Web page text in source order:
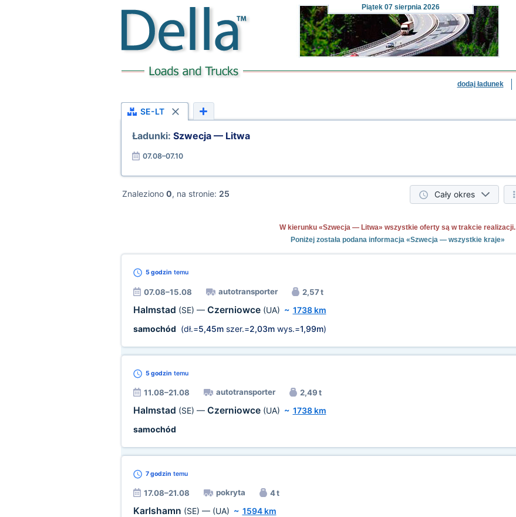
Piątek07 sierpnia 2026
dodaj ładunek
SE-LT
Ładunki: Szwecja — Litwa
07.08–07.10
Znaleziono 0, na stronie: 25 Cały okres
W kierunku «Szwecja — Litwa» wszystkie oferty są w trakcie realizacji.
Poniżej została podana informacja «Szwecja — wszystkie kraje»
5 godzin temu
07.08–15.08 autotransporter 2,57 t
Halmstad (SE) — Czerniowce (UA) ~ 1738 km
samochód (dł.=5,45mszer.=2,03mwys.=1,99m)
5 godzin temu
11.08–21.08 autotransporter 2,49 t
Halmstad (SE) — Czerniowce (UA) ~ 1738 km
samochód
7 godzin temu
17.08–21.08 pokryta 4 t
Karlshamn (SE) — (UA) ~ 1594 km